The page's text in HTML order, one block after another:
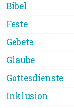
Bibel
Feste
Gebete
Glaube
Gottesdienste
Inklusion